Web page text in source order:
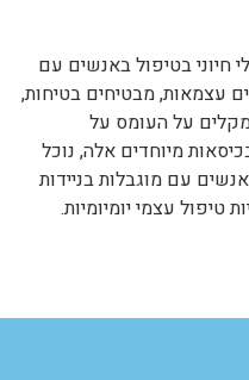
חיוני בטיפול באנשים עם
עצמאות, מבטיחים בטיחות,
על העומס על
מיוחדים אלה, נוכל
עם מוגבלות בניידות
טיפול עצמי יומיומיות.